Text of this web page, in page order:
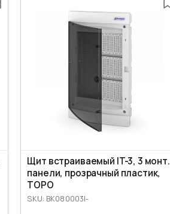
Щит встраиваемый IT-3, 3 монт.
панели, прозрачный пластик,
TOPO
SKU: BK080003I-